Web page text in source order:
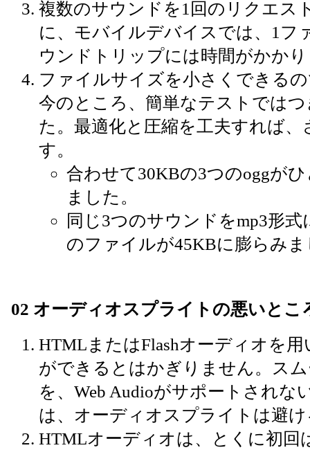
複数のサウンドを1回のリクエス
に、モバイルデバイスでは、1フ
ウンドトリップには時間がかか
ファイルサイズを小さくできる
今のところ、簡単なテストでは
た。最適化と圧縮を工夫すれば
す。
合わせて30KBの3つのoggが
ました。
同じ3つのサウンドをmp3形
のファイルが45KBに膨らみ
02 オーディオスプライトの悪いとこ
HTMLまたはFlashオーディオを
ができるとはかぎりません。ス
を、Web Audioがサポートされ
は、オーディオスプライトは避
HTMLオーディオは、とくに初